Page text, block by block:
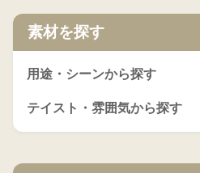
素材を探す
用途・シーンから探す
テイスト・雰囲気から探す